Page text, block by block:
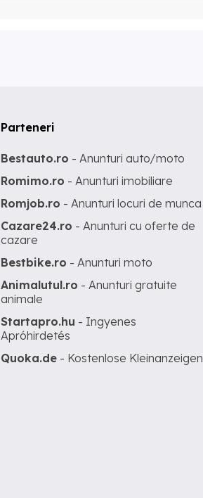
Parteneri
Bestauto.ro - Anunturi auto/moto
Romimo.ro - Anunturi imobiliare
Romjob.ro - Anunturi locuri de munca
Cazare24.ro - Anunturi cu oferte de
cazare
Bestbike.ro - Anunturi moto
Animalutul.ro - Anunturi gratuite
animale
Startapro.hu - Ingyenes
Apróhirdetés
Quoka.de - Kostenlose Kleinanzeigen